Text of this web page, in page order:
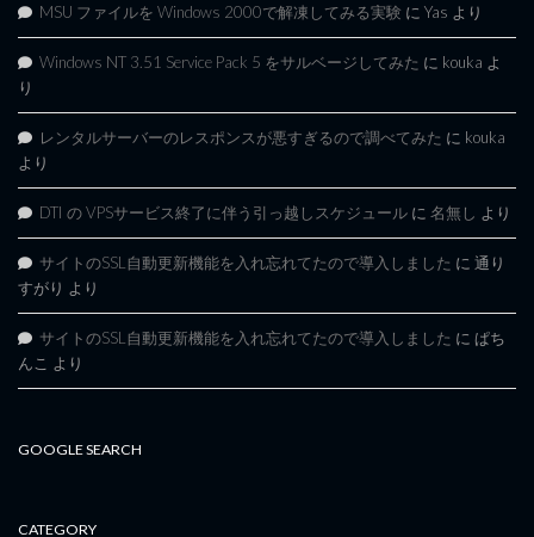
MSU ファイルを Windows 2000で解凍してみる実験 に Yas より
Windows NT 3.51 Service Pack 5 をサルベージしてみた に kouka よ
り
レンタルサーバーのレスポンスが悪すぎるので調べてみた に kouka
より
DTI の VPSサービス終了に伴う引っ越しスケジュール に 名無し より
サイトのSSL自動更新機能を入れ忘れてたので導入しました に 通り
すがり より
サイトのSSL自動更新機能を入れ忘れてたので導入しました に ぱち
んこ より
GOOGLE SEARCH
CATEGORY